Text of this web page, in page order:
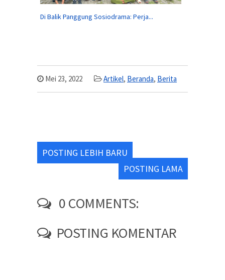
Di Balik Panggung Sosiodrama: Perja...
Mei 23, 2022 Artikel, Beranda, Berita
POSTING LEBIH BARU
POSTING LAMA
0 COMMENTS:
POSTING KOMENTAR